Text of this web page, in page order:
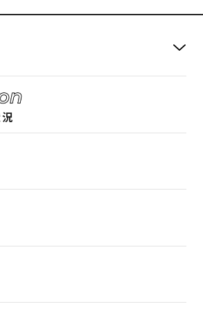
ニュー